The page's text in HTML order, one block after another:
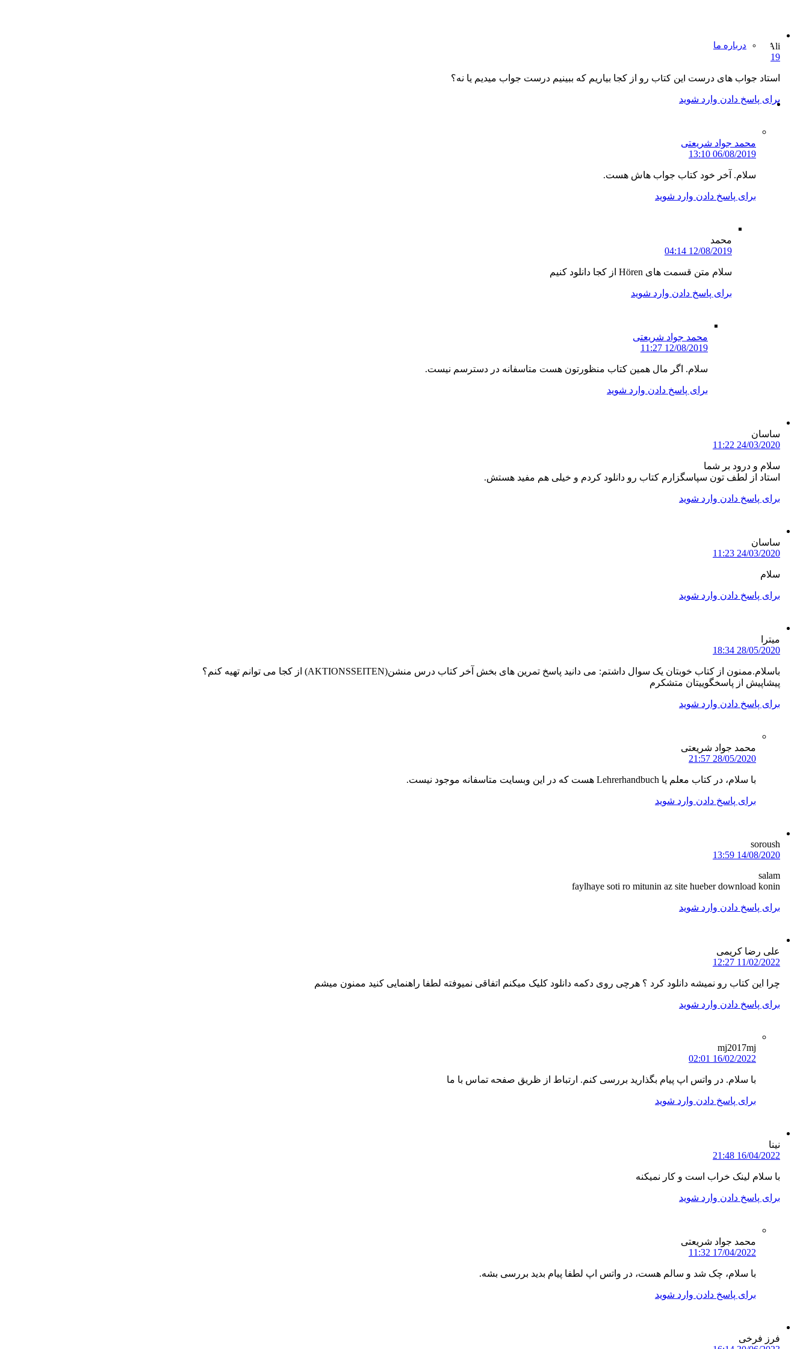
درباره ما
Ali
06/08/2019 12:36
استاد جواب های درست این کتاب رو از کجا بیاریم که ببینیم درست جواب میدیم یا نه؟
برای پاسخ دادن وارد شوید
محمد جواد شریعتی
06/08/2019 13:10
سلام. آخر خود کتاب جواب هاش هست.
برای پاسخ دادن وارد شوید
محمد
12/08/2019 04:14
سلام متن قسمت های Hören از کجا دانلود کنیم
برای پاسخ دادن وارد شوید
محمد جواد شریعتی
12/08/2019 11:27
سلام. اگر مال همین کتاب منظورتون هست متاسفانه در دسترسم نیست.
برای پاسخ دادن وارد شوید
ساسان
24/03/2020 11:22
سلام و درود بر شما
استاد از لطف تون سپاسگزارم کتاب رو دانلود کردم و خیلی هم مفید هستش.
برای پاسخ دادن وارد شوید
ساسان
24/03/2020 11:23
سلام
برای پاسخ دادن وارد شوید
میترا
28/05/2020 18:34
باسلام.ممنون از کتاب خوبتان یک سوال داشتم: می دانید پاسخ تمرین های بخش آخر کتاب درس منشن(AKTIONSSEITEN) از کجا می توانم تهیه کنم؟
پیشاپیش از پاسخگوییتان متشکرم
برای پاسخ دادن وارد شوید
محمد جواد شریعتی
28/05/2020 21:57
با سلام، در کتاب معلم یا Lehrerhandbuch هست که در این وبسایت متاسفانه موجود نیست.
برای پاسخ دادن وارد شوید
soroush
14/08/2020 13:59
salam
faylhaye soti ro mitunin az site hueber download konin
برای پاسخ دادن وارد شوید
علی رضا کریمی
11/02/2022 12:27
چرا این کتاب رو نمیشه دانلود کرد ؟ هرچی روی دکمه دانلود کلیک میکنم اتفاقی نمیوفته لطفا راهنمایی کنید ممنون میشم
برای پاسخ دادن وارد شوید
mj2017mj
16/02/2022 02:01
با سلام. در واتس اپ پیام بگذارید بررسی کنم. ارتباط از ظریق صفحه تماس با ما
برای پاسخ دادن وارد شوید
نینا
16/04/2022 21:48
با سلام لینک خراب است و کار نمیکنه
برای پاسخ دادن وارد شوید
محمد جواد شریعتی
17/04/2022 11:32
با سلام، چک شد و سالم هست، در واتس اپ لطفا پیام بدید بررسی بشه.
برای پاسخ دادن وارد شوید
فرز فرخی